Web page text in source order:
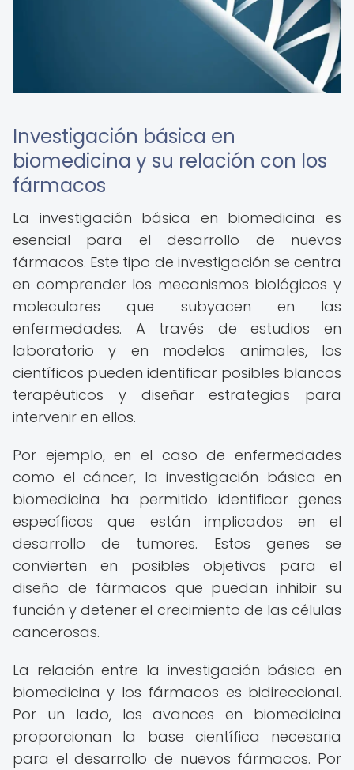
Investigación básica en
biomedicina y su relación con los
fármacos
La investigación básica en biomedicina es
esencial para el desarrollo de nuevos
fármacos. Este tipo de investigación se centra
en comprender los mecanismos biológicos y
moleculares que subyacen en las
enfermedades. A través de estudios en
laboratorio y en modelos animales, los
científicos pueden identificar posibles blancos
terapéuticos y diseñar estrategias para
intervenir en ellos.
Por ejemplo, en el caso de enfermedades
como el cáncer, la investigación básica en
biomedicina ha permitido identificar genes
específicos que están implicados en el
desarrollo de tumores. Estos genes se
convierten en posibles objetivos para el
diseño de fármacos que puedan inhibir su
función y detener el crecimiento de las células
cancerosas.
La relación entre la investigación básica en
biomedicina y los fármacos es bidireccional.
Por un lado, los avances en biomedicina
proporcionan la base científica necesaria
para el desarrollo de nuevos fármacos. Por